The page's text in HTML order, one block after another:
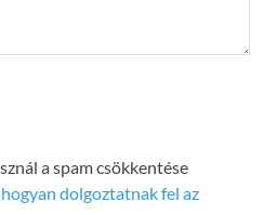
a spam csökkentése
dolgoztatnak fel az